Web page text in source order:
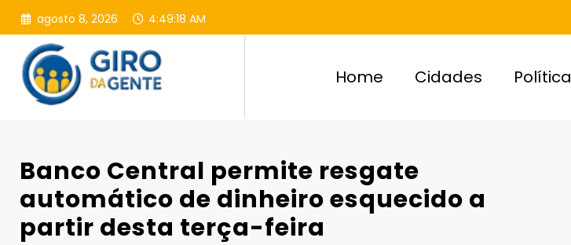
Pular
para
conteúdo
agosto 8, 2026 4:49:20 AM
Home Cidades Política
Banco Central permite resgate
automático de dinheiro esquecido a
partir desta terça-feira